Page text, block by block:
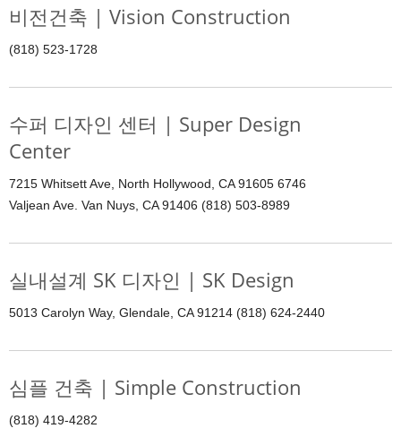
비전건축 | Vision Construction
(818) 523-1728
수퍼 디자인 센터 | Super Design
Center
7215 Whitsett Ave, North Hollywood, CA 91605 6746
Valjean Ave. Van Nuys, CA 91406 (818) 503-8989
실내설계 SK 디자인 | SK Design
5013 Carolyn Way, Glendale, CA 91214 (818) 624-2440
심플 건축 | Simple Construction
(818) 419-4282